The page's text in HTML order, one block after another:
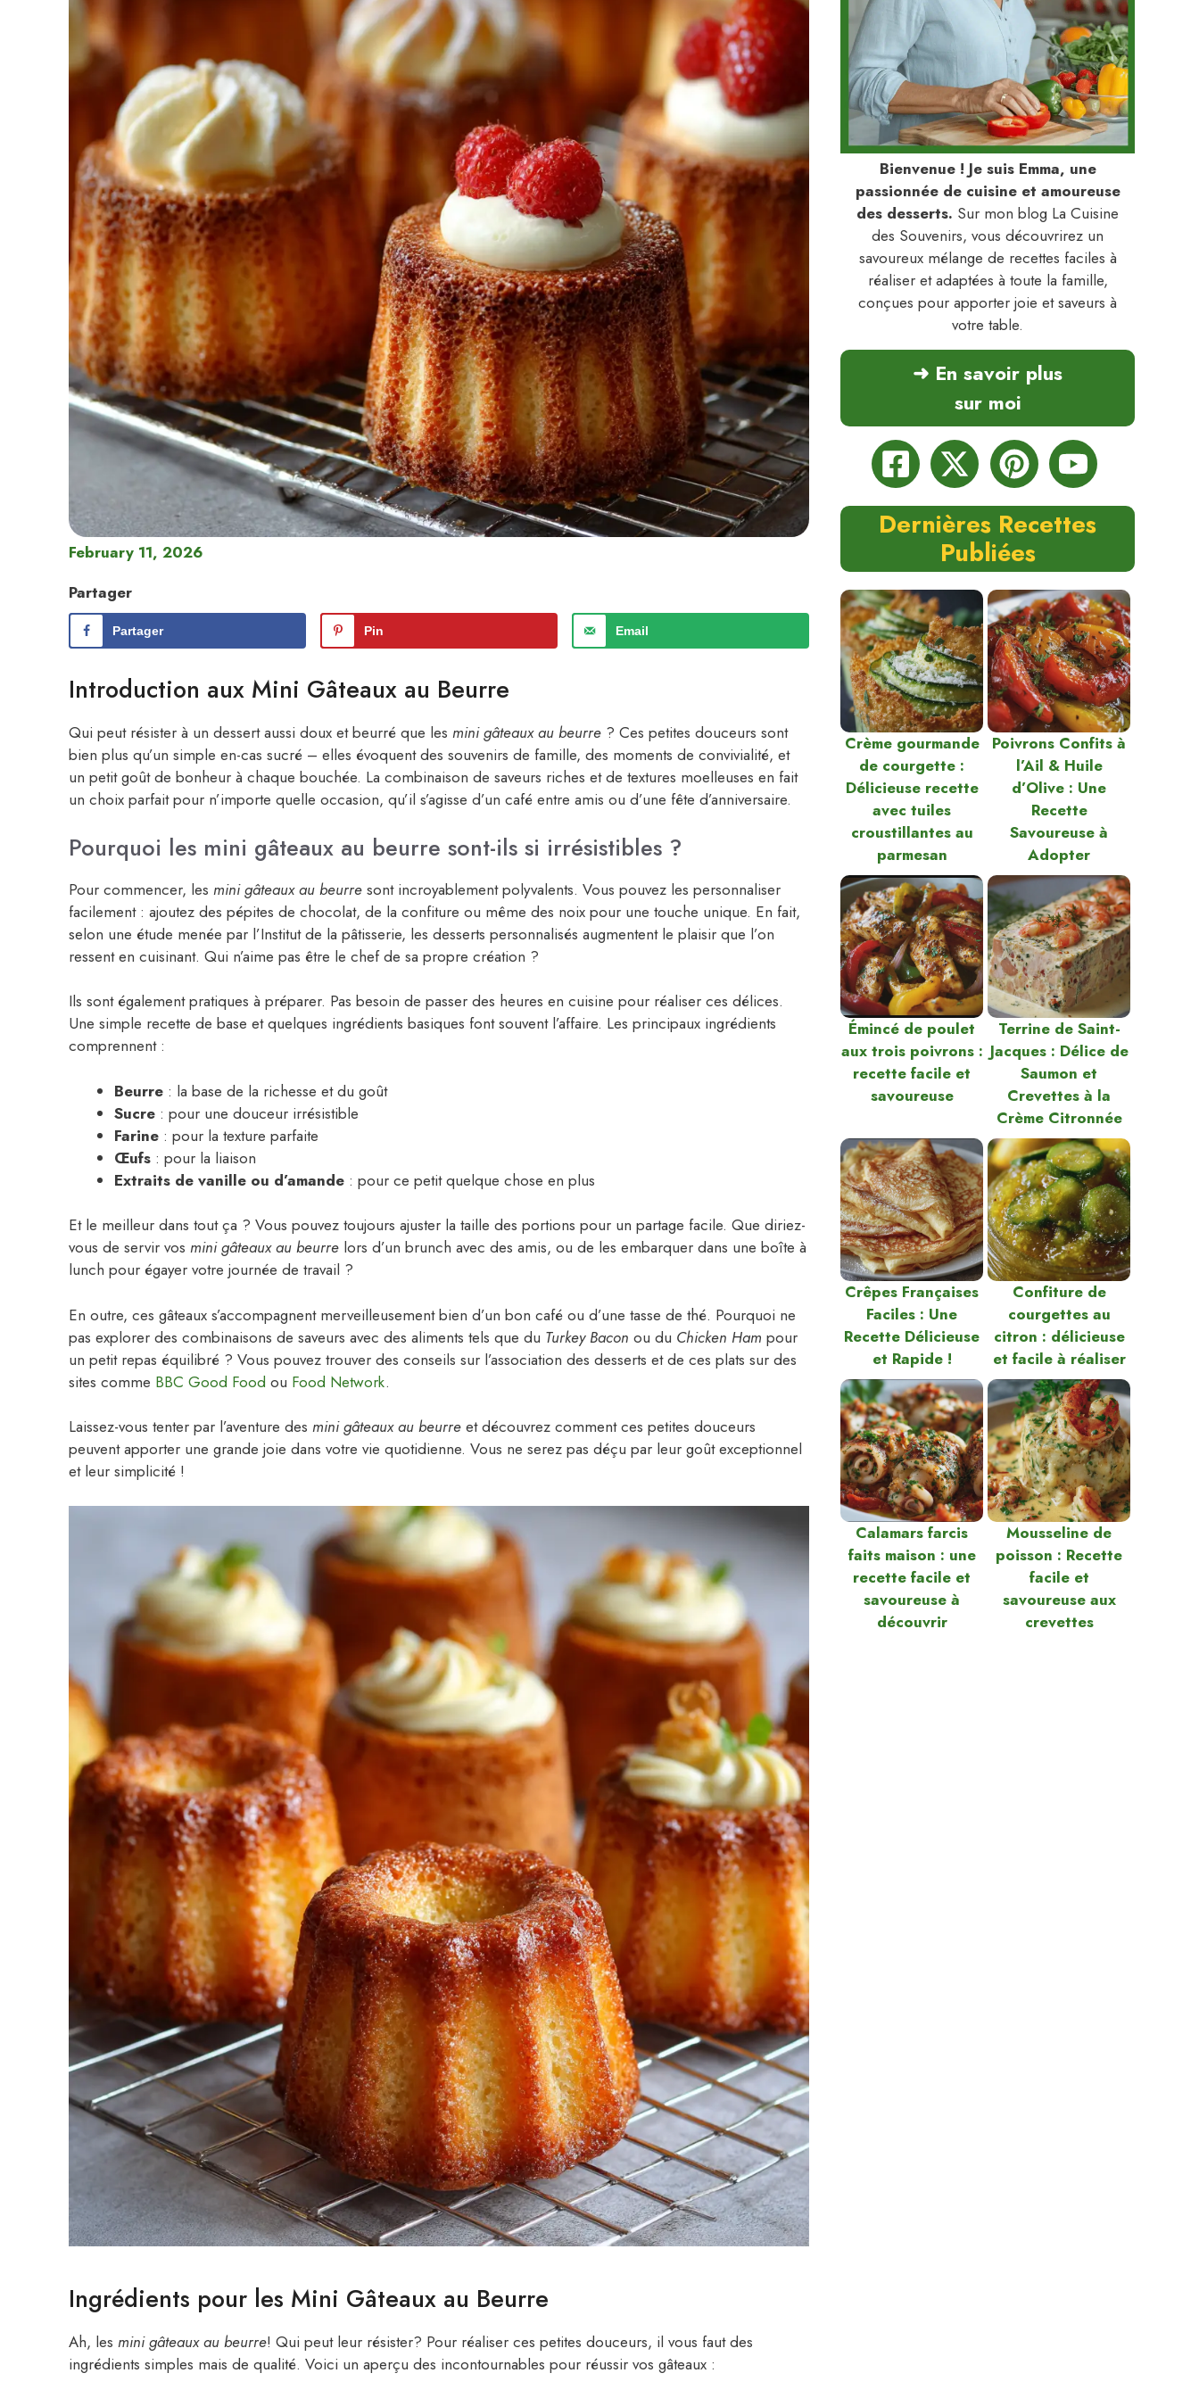
February 11, 2026
Partager
Partager Pin Email
Introduction aux Mini Gâteaux au Beurre
Qui peut résister à un dessert aussi doux et beurré que les mini gâteaux au beurre ? Ces petites douceurs sont
bien plus qu’un simple en-cas sucré – elles évoquent des souvenirs de famille, des moments de convivialité, et
un petit goût de bonheur à chaque bouchée. La combinaison de saveurs riches et de textures moelleuses en fait
un choix parfait pour n’importe quelle occasion, qu’il s’agisse d’un café entre amis ou d’une fête d’anniversaire.
Pourquoi les mini gâteaux au beurre sont-ils si irrésistibles ?
Pour commencer, les mini gâteaux au beurre sont incroyablement polyvalents. Vous pouvez les personnaliser
facilement : ajoutez des pépites de chocolat, de la confiture ou même des noix pour une touche unique. En fait,
selon une étude menée par l’Institut de la pâtisserie, les desserts personnalisés augmentent le plaisir que l’on
ressent en cuisinant. Qui n’aime pas être le chef de sa propre création ?
Ils sont également pratiques à préparer. Pas besoin de passer des heures en cuisine pour réaliser ces délices.
Une simple recette de base et quelques ingrédients basiques font souvent l’affaire. Les principaux ingrédients
comprennent :
Beurre : la base de la richesse et du goût
Sucre : pour une douceur irrésistible
Farine : pour la texture parfaite
Œufs : pour la liaison
Extraits de vanille ou d’amande : pour ce petit quelque chose en plus
Et le meilleur dans tout ça ? Vous pouvez toujours ajuster la taille des portions pour un partage facile. Que diriez-
vous de servir vos mini gâteaux au beurre lors d’un brunch avec des amis, ou de les embarquer dans une boîte à
lunch pour égayer votre journée de travail ?
En outre, ces gâteaux s’accompagnent merveilleusement bien d’un bon café ou d’une tasse de thé. Pourquoi ne
pas explorer des combinaisons de saveurs avec des aliments tels que du Turkey Bacon ou du Chicken Ham pour
un petit repas équilibré ? Vous pouvez trouver des conseils sur l’association des desserts et de ces plats sur des
sites comme BBC Good Food ou Food Network.
Laissez-vous tenter par l’aventure des mini gâteaux au beurre et découvrez comment ces petites douceurs
peuvent apporter une grande joie dans votre vie quotidienne. Vous ne serez pas déçu par leur goût exceptionnel
et leur simplicité !
Ingrédients pour les Mini Gâteaux au Beurre
Ah, les mini gâteaux au beurre! Qui peut leur résister? Pour réaliser ces petites douceurs, il vous faut des
ingrédients simples mais de qualité. Voici un aperçu des incontournables pour réussir vos gâteaux :
Bienvenue ! Je suis Emma, une
passionnée de cuisine et amoureuse
des desserts. Sur mon blog La Cuisine
des Souvenirs, vous découvrirez un
savoureux mélange de recettes faciles à
réaliser et adaptées à toute la famille,
conçues pour apporter joie et saveurs à
votre table.
➜ En savoir plus
sur moi
Dernières Recettes
Publiées
Crème gourmande
de courgette :
Délicieuse recette
avec tuiles
croustillantes au
parmesan
Poivrons Confits à
l’Ail & Huile
d’Olive : Une
Recette
Savoureuse à
Adopter
Émincé de poulet
aux trois poivrons :
recette facile et
savoureuse
Terrine de Saint-
Jacques : Délice de
Saumon et
Crevettes à la
Crème Citronnée
Crêpes Françaises
Faciles : Une
Recette Délicieuse
et Rapide !
Confiture de
courgettes au
citron : délicieuse
et facile à réaliser
Calamars farcis
faits maison : une
recette facile et
savoureuse à
découvrir
Mousseline de
poisson : Recette
facile et
savoureuse aux
crevettes